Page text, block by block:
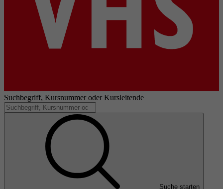
Suchbegriff, Kursnummer oder Kursleitende
Suche starten